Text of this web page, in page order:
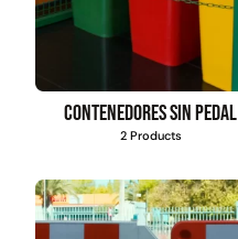
Contenedores sin pedal
2 Products